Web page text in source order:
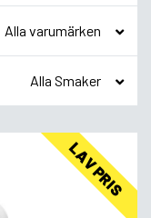
LAV PRIS